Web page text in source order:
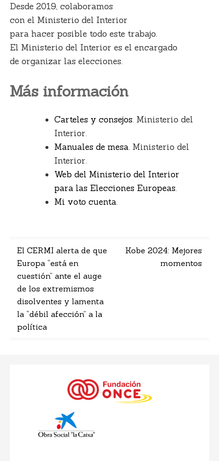
Desde 2019, colaboramos
con el Ministerio del Interior
para hacer posible todo este trabajo.
El Ministerio del Interior es el encargado
de organizar las elecciones.
Más información
Carteles y consejos. Ministerio del
Interior.
Manuales de mesa. Ministerio del
Interior.
Web del Ministerio del Interior
para las Elecciones Europeas.
Mi voto cuenta.
Navegación
de
entradas
El CERMI alerta de que
Europa “está en
cuestión” ante el auge
de los extremismos
disolventes y lamenta
la “débil afección” a la
política
Kobe 2024: Mejores
momentos